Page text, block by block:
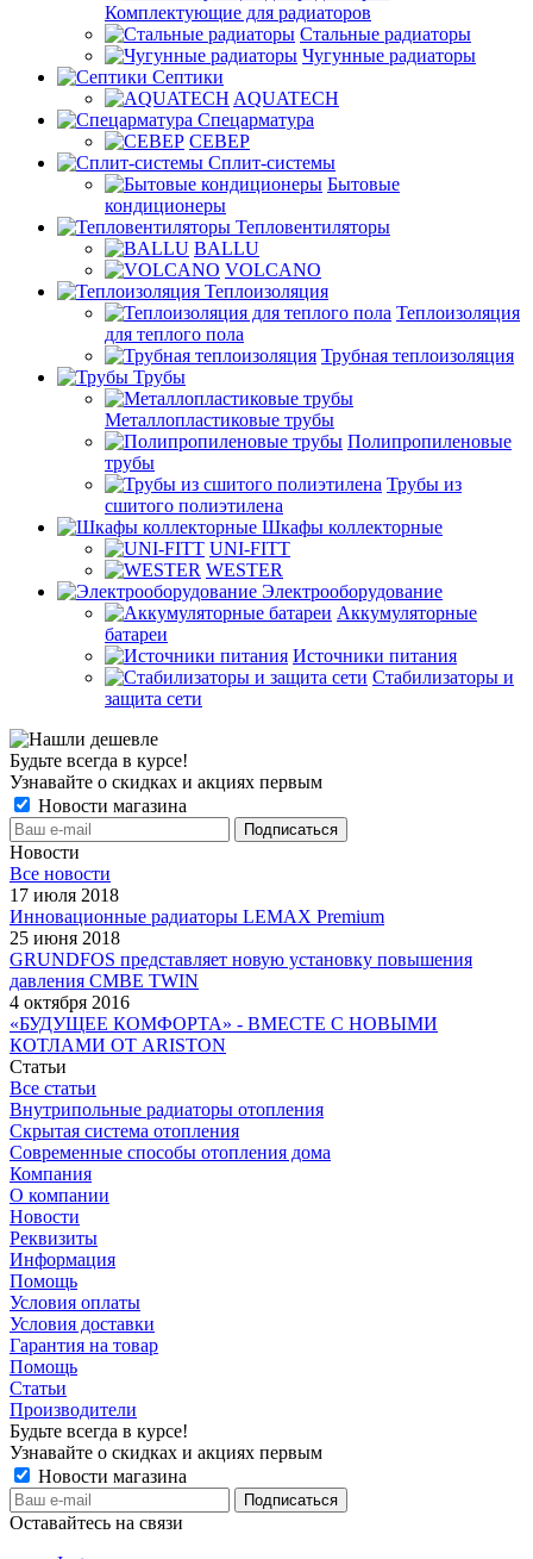
Комплектующие для радиаторов
Стальные радиаторы
Чугунные радиаторы
Септики
AQUATECH
Спецарматура
СЕВЕР
Сплит-системы
Бытовые
кондиционеры
Тепловентиляторы
BALLU
VOLCANO
Теплоизоляция
Теплоизоляция
для теплого пола
Трубная теплоизоляция
Трубы
Металлопластиковые трубы
Полипропиленовые
трубы
Трубы из
сшитого полиэтилена
Шкафы коллекторные
UNI-FITT
WESTER
Электрооборудование
Аккумуляторные
батареи
Источники питания
Стабилизаторы и
защита сети
Будьте всегда в курсе!
Узнавайте о скидках и акциях первым
Новости магазина
Новости
Все новости
17 июля 2018
Инновационные радиаторы LEMAX Premium
25 июня 2018
GRUNDFOS представляет новую установку повышения
давления CMBE TWIN
4 октября 2016
«БУДУЩЕЕ КОМФОРТА» - ВМЕСТЕ С НОВЫМИ
КОТЛАМИ ОТ ARISTON
Статьи
Все статьи
Внутрипольные радиаторы отопления
Скрытая система отопления
Современные способы отопления дома
Компания
О компании
Новости
Реквизиты
Информация
Помощь
Условия оплаты
Условия доставки
Гарантия на товар
Помощь
Статьи
Производители
Будьте всегда в курсе!
Узнавайте о скидках и акциях первым
Новости магазина
Оставайтесь на связи